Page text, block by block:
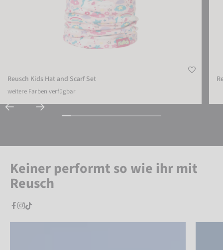
Reusch Kids Hat and Scarf Set
weitere Farben verfügbar
Keiner performt so wie ihr mit
Reusch